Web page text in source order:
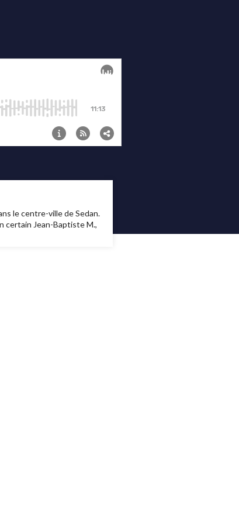
le centre-ville de Sedan.
certain Jean-Baptiste M.,